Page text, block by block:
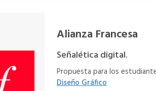
Alianza Francesa
Señalética digital.
Propuesta para los
Diseño Gráfico